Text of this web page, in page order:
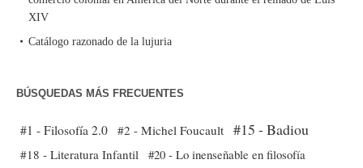
XIV
Catálogo razonado de la lujuria
BÚSQUEDAS MÁS FRECUENTES
#1 - Filosofía 2.0 #2 - Michel Foucault #15 - Badiou
#18 - Literatura Infantil #20 - Lo inenseñable en filosofía